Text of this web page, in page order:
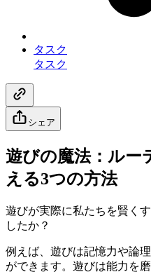
タスク
タスク
シェア
遊びの魔法：ルー
える3つの方法
遊びが実際に私たちを賢く
したか？
例えば、遊びは記憶力や論
ができます。遊びは能力を